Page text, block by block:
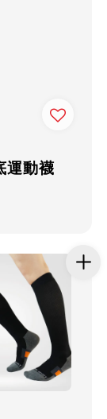
運動襪